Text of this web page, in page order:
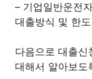
– 기업일반운전
대출방식 및 한
다음으로 대출신
대해서 알아보도